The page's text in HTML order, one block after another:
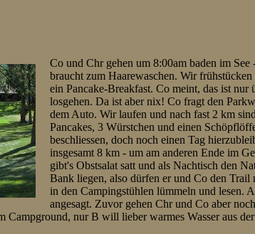
Co und Chr gehen um 8:00am baden im
braucht zum Haarewaschen. Wir
ein Pancake-Breakfast. Co meint, das ist
losgehen. Da ist aber nix! Co fragt den
dem Auto. Wir laufen und nach fast 2 km
Pancakes, 3 Würstchen und einen
beschliessen, doch noch einen Tag
insgesamt 8 km - um am anderen Ende im
gibt's Obstsalat satt und als Nachtisch den
Bank liegen, also dürfen er und Co den
in den Campingstühlen lümmeln und lesen.
angesagt. Zuvor gehen Chr und Co aber
Campground, nur B will lieber warmes Wasser aus